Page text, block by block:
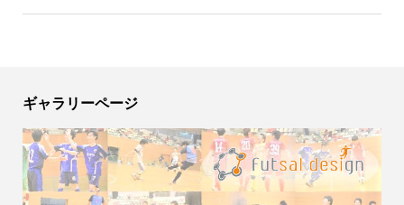
ギャラリーページ